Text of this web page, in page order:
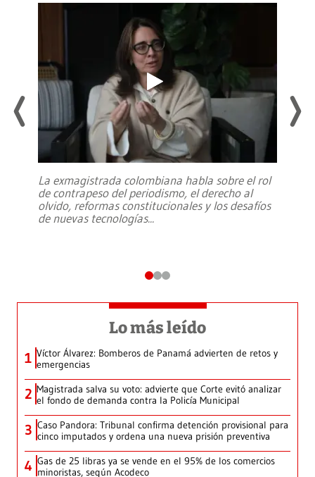
La exmagistrada colombiana habla sobre el rol
de contrapeso del periodismo, el derecho al
olvido, reformas constitucionales y los desafíos
de nuevas tecnologías...
Lo más leído
1 Víctor Álvarez: Bomberos de Panamá advierten de retos y
emergencias
2 Magistrada salva su voto: advierte que Corte evitó analizar
el fondo de demanda contra la Policía Municipal
3 Caso Pandora: Tribunal confirma detención provisional para
cinco imputados y ordena una nueva prisión preventiva
4 Gas de 25 libras ya se vende en el 95% de los comercios
minoristas, según Acodeco